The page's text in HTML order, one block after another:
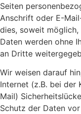
Seiten
Anschrift oder E-
dies, soweit
Daten werden ohne
an Dritte
Wir weisen darauf
Internet (z.B. bei der
Mail)
Schutz der Daten